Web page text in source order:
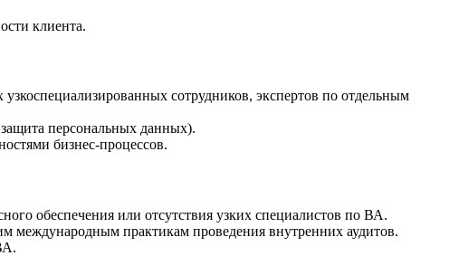
клиента.
сотрудников, экспертов по отдельным
персональных данных).
бизнес-процессов.
обеспечения или отсутствия узких специалистов по ВА.
международным практикам проведения внутренних аудитов.